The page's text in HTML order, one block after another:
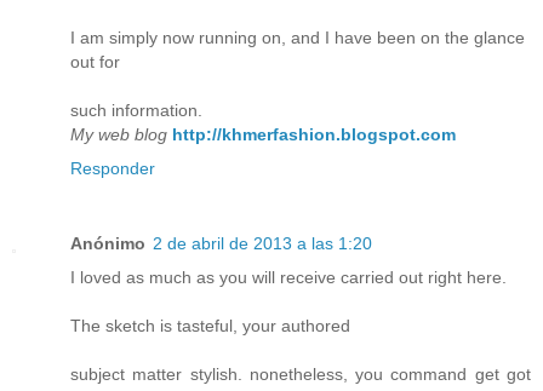
I am simply now running on, and I have been on the glance
out for
such information.
My web blog http://khmerfashion.blogspot.com
Responder
Anónimo 2 de abril de 2013 a las 1:20
I loved as much as you will receive carried out right here.
The sketch is tasteful, your authored
subject matter stylish. nonetheless, you command get got